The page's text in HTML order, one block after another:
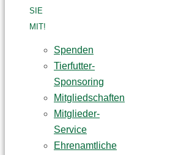
SIE
MIT!
Spenden
Tierfutter-
Sponsoring
Mitgliedschaften
Mitglieder-
Service
Ehrenamtliche